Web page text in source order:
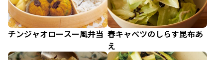
チンジャオロースー風弁当 春キャベツのしらす昆布あ
え